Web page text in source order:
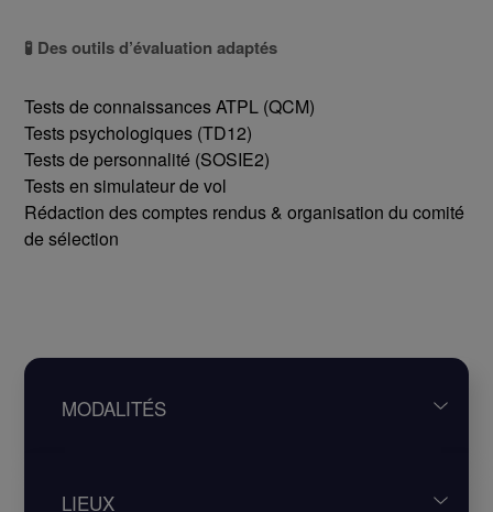
🧪 Des outils d’évaluation adaptés
Tests de connaissances ATPL (QCM)
Tests psychologiques (TD12)
Tests de personnalité (SOSIE2)
Tests en simulateur de vol
Rédaction des comptes rendus & organisation du comité
de sélection
MODALITÉS
Une approche sur mesure pour chaque
LIEUX